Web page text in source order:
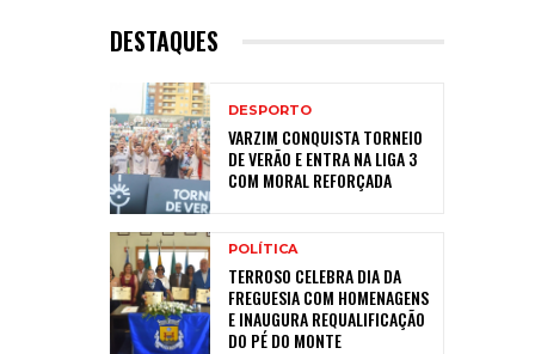
DESTAQUES
DESPORTO
VARZIM CONQUISTA TORNEIO
DE VERÃO E ENTRA NA LIGA 3
COM MORAL REFORÇADA
POLÍTICA
TERROSO CELEBRA DIA DA
FREGUESIA COM HOMENAGENS
E INAUGURA REQUALIFICAÇÃO
DO PÉ DO MONTE